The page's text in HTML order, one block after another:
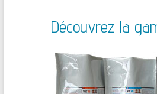
Découvrez la